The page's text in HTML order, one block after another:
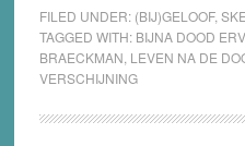
FILED UNDER: (BIJ)GELOOF,
TAGGED WITH: BIJNA DOOD
BRAECKMAN LEVEN NA DE
VERSCHIJNING